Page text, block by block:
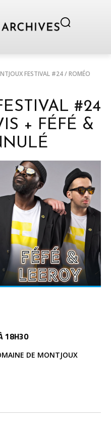
FESTIVAL #24 / ROMÉO
#24
+ FÉFÉ &
18H30
DE MONTJOUX